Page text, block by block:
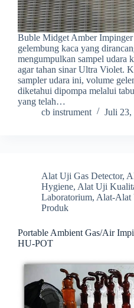
Buble Midget Amber Impinger
gelembung kaca yang
mengumpulkan sampel udara
agar tahan sinar Ultra Violet.
sampler udara ini, volume
diketahui dipompa melalui
yang telah…
cb instrument
Juli 23,
Alat Uji Gas Detector,
Hygiene, Alat Uji
Laboratorium, Alat-Alat
Produk
Portable Ambient Gas/Air
HU-POT